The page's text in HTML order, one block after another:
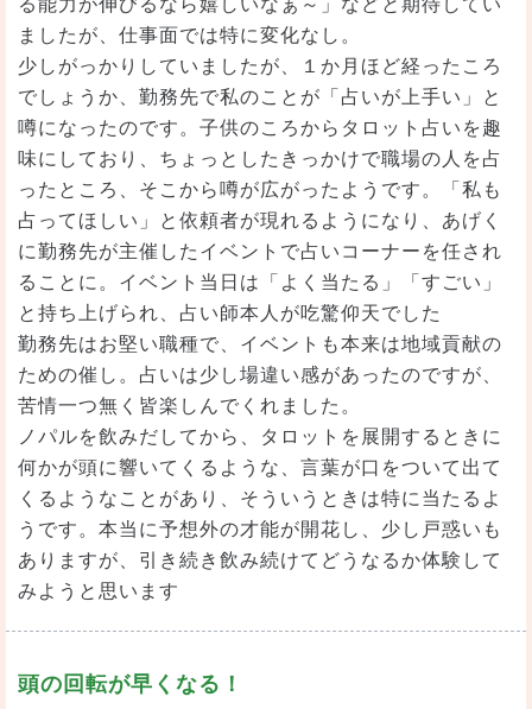
る能力が伸びるなら嬉しいなぁ～」などと期待してい
ましたが、仕事面では特に変化なし。
少しがっかりしていましたが、１か月ほど経ったころ
でしょうか、勤務先で私のことが「占いが上手い」と
噂になったのです。子供のころからタロット占いを趣
味にしており、ちょっとしたきっかけで職場の人を占
ったところ、そこから噂が広がったようです。「私も
占ってほしい」と依頼者が現れるようになり、あげく
に勤務先が主催したイベントで占いコーナーを任され
ることに。イベント当日は「よく当たる」「すごい」
と持ち上げられ、占い師本人が吃驚仰天でした
勤務先はお堅い職種で、イベントも本来は地域貢献の
ための催し。占いは少し場違い感があったのですが、
苦情一つ無く皆楽しんでくれました。
ノパルを飲みだしてから、タロットを展開するときに
何かが頭に響いてくるような、言葉が口をついて出て
くるようなことがあり、そういうときは特に当たるよ
うです。本当に予想外の才能が開花し、少し戸惑いも
ありますが、引き続き飲み続けてどうなるか体験して
みようと思います
頭の回転が早くなる！